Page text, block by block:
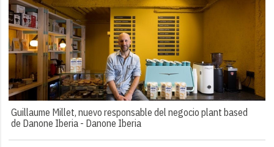
Guillaume Millet, nuevo responsable del negocio plant based
de Danone Iberia - Danone Iberia